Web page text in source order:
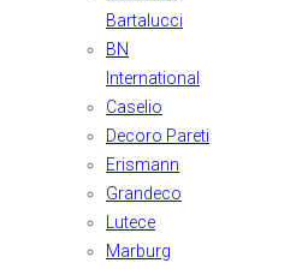
Bartalucci
BN
International
Caselio
Decoro Pareti
Erismann
Grandeco
Lutece
Marburg